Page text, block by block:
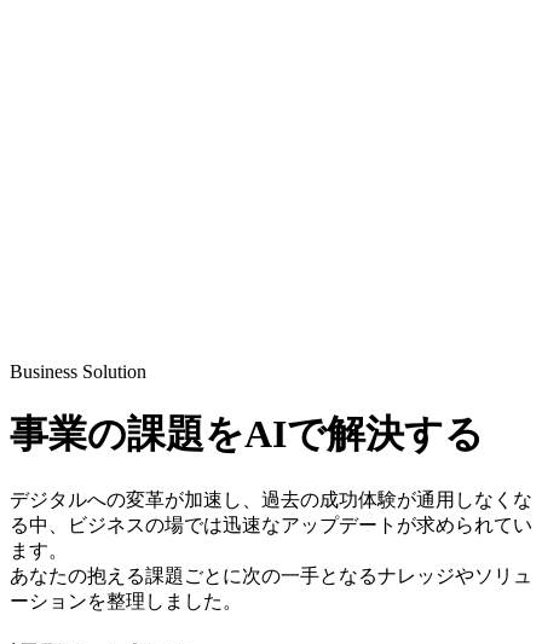
Business Solution
事業の課題をAIで解決する
デジタルへの変革が加速し、過去の成功体験が通用しなくな
る中、ビジネスの場では迅速なアップデートが求められてい
ます。
あなたの抱える課題ごとに次の一手となるナレッジやソリュ
ーションを整理しました。